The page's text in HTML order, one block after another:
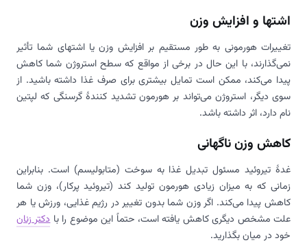
اشتها و افزایش وزن
تغییرات هورمونی به طور مستقیم بر افزایش وزن یا اشتهای شما تأثیر
نمی‌گذارند، با این حال در برخی از مواقع که سطح استروژن شما کاهش
پیدا می‌کند، ممکن است تمایل بیشتری برای صرف غذا داشته باشید. از
سوی دیگر، استروژن می‌تواند بر هورمون تشدید کنندۀ گرسنگی که لپتین
نام دارد، اثر داشته باشد.
کاهش وزن ناگهانی
غدۀ تیروئید مسئول تبدیل غذا به سوخت (متابولیسم) است. بنابراین
زمانی که به میزان زیادی هورمون تولید کند (تیروئید پرکار)، وزن شما
کاهش پیدا می‌کند. اگر وزن شما بدون تغییر در رژیم غذایی، ورزش یا هر
علت مشخص دیگری کاهش یافته است، حتماً این موضوع را بادکتر زنان
خود در میان بگذارید.